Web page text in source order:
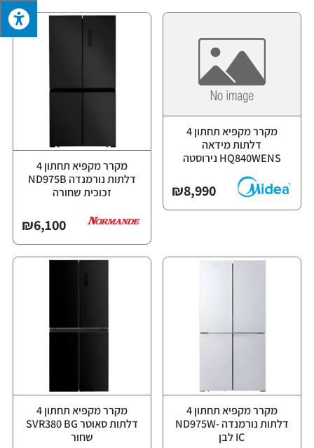
מקרר מקפיא תחתון 4
דלתות מידאה
HQ840WENS נירוסטה
₪8,990
מקרר מקפיא תחתון 4
דלתות נורמנדה ND975B
זכוכית שחורה
₪6,100
מקרר מקפיא תחתון 4
דלתות נורמנדה ND975W-
IC לבן
מקרר מקפיא תחתון 4
דלתות סאוטר SVR380 BG
שחור